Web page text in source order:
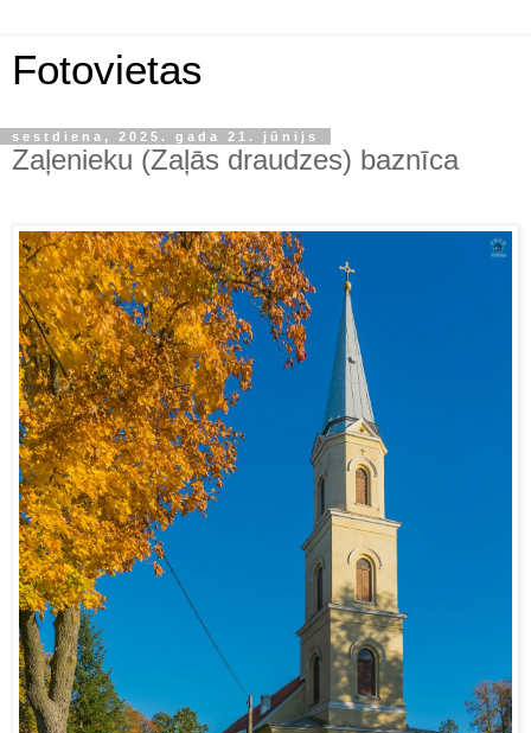
Fotovietas
sestdiena, 2025. gada 21. jūnijs
Zaļenieku (Zaļās draudzes) baznīca